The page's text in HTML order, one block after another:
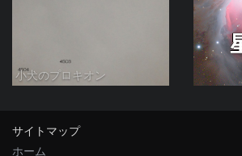
小犬のプロキオン
サイトマップ
ホーム